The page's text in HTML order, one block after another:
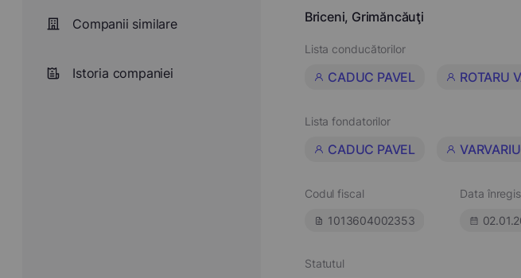
Companii similare
Istoria companiei
Briceni, Grimăncăuţi
Lista conducătorilor
CADUC PAVEL ROTARU
Lista fondatorilor
CADUC PAVEL
Codul fiscal
1013604002353
Data
Statutul